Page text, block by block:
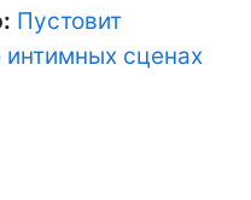
Пустовит
интимных сценах